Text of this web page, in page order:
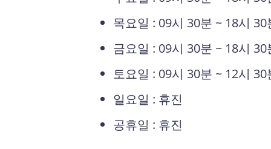
목요일 : 09시 30분 ~ 18시 30
금요일 : 09시 30분 ~ 18시 30
토요일 : 09시 30분 ~ 12시 30
일요일 : 휴진
공휴일 : 휴진